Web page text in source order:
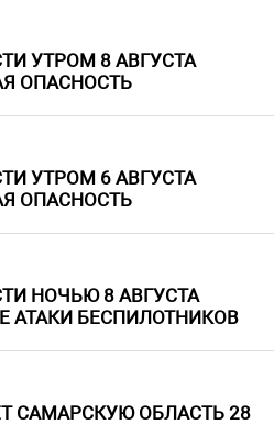
УТРОМ 8 АВГУСТА
ОПАСНОСТЬ
УТРОМ 6 АВГУСТА
ОПАСНОСТЬ
НОЧЬЮ 8 АВГУСТА
АТАКИ БЕСПИЛОТНИКОВ
САМАРСКУЮ ОБЛАСТЬ 28